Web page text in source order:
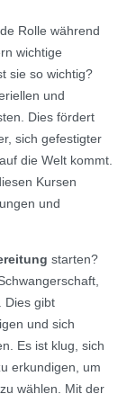
Rolle während
wichtige
sie so wichtig?
und
Dies fördert
sich gefestigter
die Welt kommt.
Kursen
und
starten?
Dies gibt
und sich
Es ist klug, sich
erkundigen, um
wählen. Mit der